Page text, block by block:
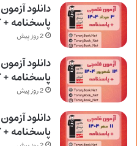
پاسخنامه +
2 روز پیش
پاسخنامه +
2 روز پیش
پاسخنامه +